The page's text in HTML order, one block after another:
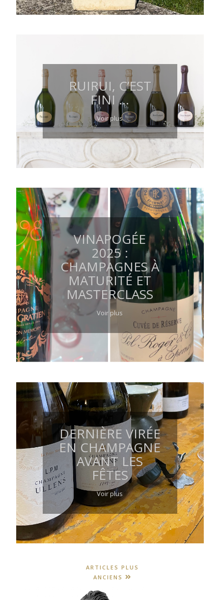
RUIRUI, C’EST
FINI …
Voir plus
VINAPOGÉE
2025 :
CHAMPAGNES À
MATURITÉ ET
MASTERCLASS
Voir plus
DERNIÈRE VIRÉE
EN CHAMPAGNE
AVANT LES
FÊTES
Voir plus
ARTICLES PLUS
ANCIENS